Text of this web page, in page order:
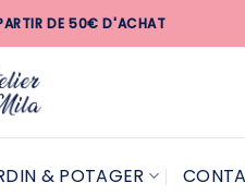
DE 50€ D'ACHAT
& POTAGER